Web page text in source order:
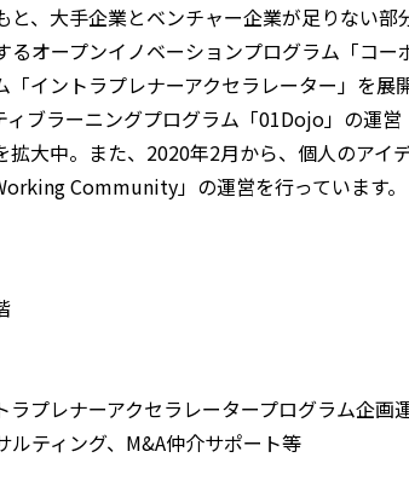
と、大手企業とベンチャー企業が足りない部
オープンイノベーションプログラム「コー
イントラプレナーアクセラレーター」を展
ブラーニングプログラム「01Dojo」の運営
大中。また、2020年2月から、個人のアイ
Community」の運営を行っています。
プレナーアクセラレータープログラム企画
ティング、M&A仲介サポート等